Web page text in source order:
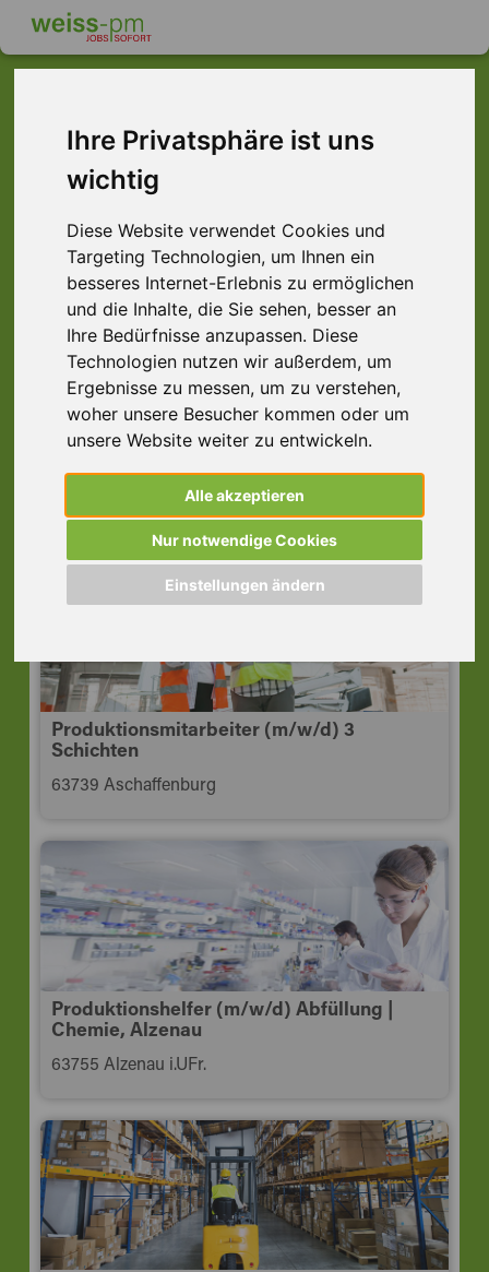
Ihre Privatsphäre ist uns
wichtig
Diese Website verwendet Cookies und
Targeting Technologien, um Ihnen ein
besseres Internet-Erlebnis zu ermöglichen
und die Inhalte, die Sie sehen, besser an
Ihre Bedürfnisse anzupassen. Diese
Technologien nutzen wir außerdem, um
Ergebnisse zu messen, um zu verstehen,
woher unsere Besucher kommen oder um
unsere Website weiter zu entwickeln.
Alle akzeptieren
Nur notwendige Cookies
Einstellungen ändern
Dieser Job ist leider
nicht mehr verfügbar ...
... aber vielleicht ist hier etwas dabei:
Produktionsmitarbeiter (m/w/d) Schicht
63868 Großwallstadt
Produktionsmitarbeiter (m/w/d) 3
Schichten
63739 Aschaffenburg
Produktionshelfer (m/w/d) Abfüllung |
Chemie, Alzenau
63755 Alzenau i.UFr.